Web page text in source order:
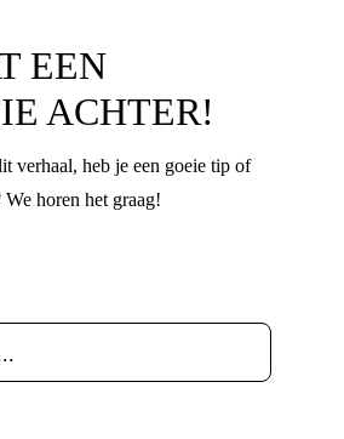
EEN
ACHTER!
verhaal, heb je een goeie tip of
horen het graag!